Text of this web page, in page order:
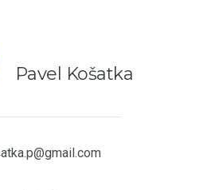
Pavel Košatka